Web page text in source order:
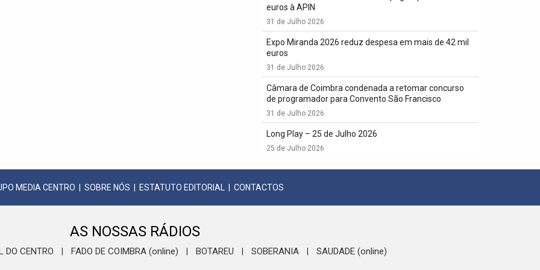
euros à APIN
31 de Julho 2026
Expo Miranda 2026 reduz despesa em mais de 42 mil
euros
31 de Julho 2026
Câmara de Coimbra condenada a retomar concurso
de programador para Convento São Francisco
31 de Julho 2026
Long Play – 25 de Julho 2026
25 de Julho 2026
MEDIA CENTRO SOBRE NÓS ESTATUTO EDITORIAL CONTACTOS
AS NOSSAS RÁDIOS
DO CENTRO FADO DE COIMBRA (online) BOTAREU SOBERANIA SAUDADE (online)